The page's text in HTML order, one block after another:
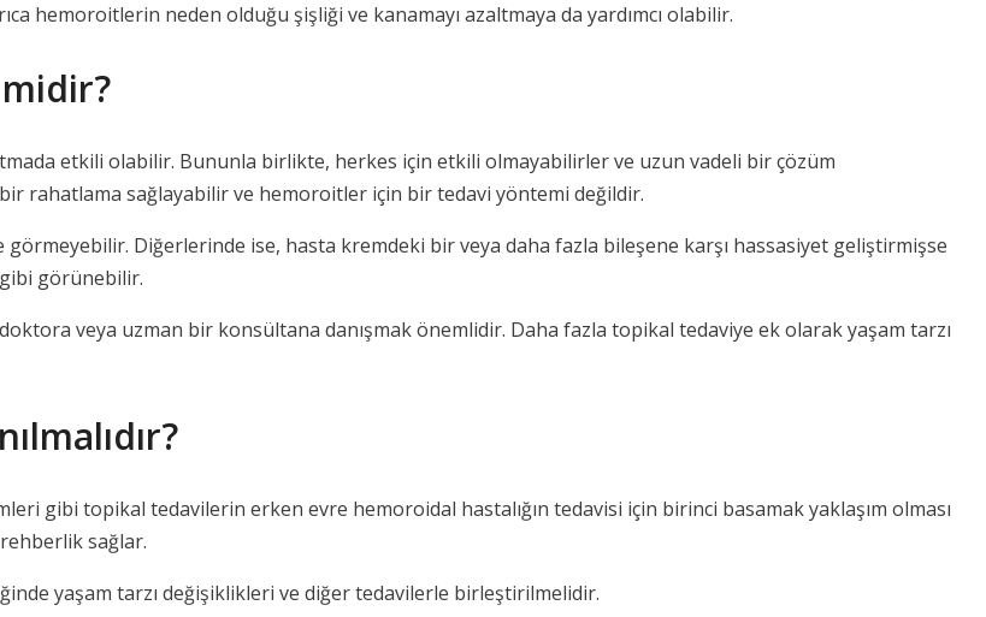
hemoroitlerin neden olduğu şişliği ve kanamayı azaltmaya da yardımcı olabilir.
etkili olabilir. Bununla birlikte, herkes için etkili olmayabilirler ve uzun vadeli bir çözüm
rahatlama sağlayabilir ve hemoroitler için bir tedavi yöntemi değildir.
Diğerlerinde ise, hasta kremdeki bir veya daha fazla bileşene karşı hassasiyet geliştirmişse
görünebilir.
veya uzman bir konsültana danışmak önemlidir. Daha fazla topikal tedaviye ek olarak yaşam tarzı
gibi topikal tedavilerin erken evre hemoroidal hastalığın tedavisi için birinci basamak yaklaşım olması
sağlar.
yaşam tarzı değişiklikleri ve diğer tedavilerle birleştirilmelidir.